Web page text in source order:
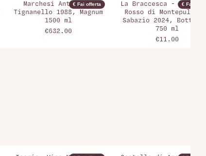
€ Fai offerta
Marchesi Antinori,
Tignanello 1988, Magnum
1500 ml
€632.00
€ Fai
La Braccesca -
Rosso di
Sabazio 2024,
750 ml
€11.00